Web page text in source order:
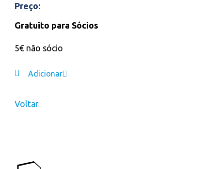
Preço:
Gratuito para Sócios
5€ não sócio
Adicionar
Voltar